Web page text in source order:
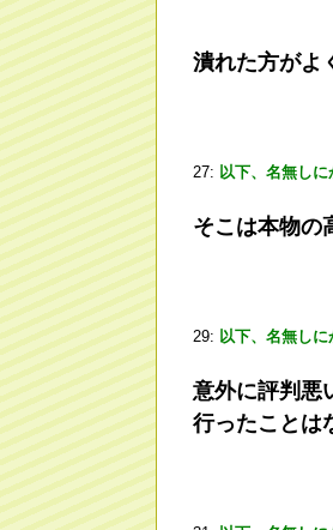
潰れた方がよ
27: 以下、名無し
そこは本物の
29: 以下、名無し
意外に評判悪
行ったことは